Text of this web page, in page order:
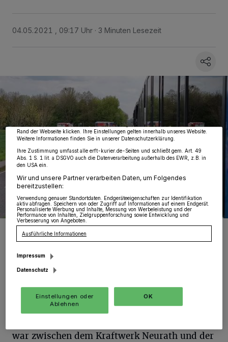
04.05.2021 , 09:17 Uhr 3 Minuten Lesezeit
Bei Zweifaltern kollidierte ein Pkw mit der Regionalbahn.
G
egen 16 Uhr rückten die Kräfte auf die L
war zwischen dem Kraftwerk Neurath und der
wie Browserdaten oder eindeutige Kennungen auf Ihrem Gerät zu. Durch Auswahl
von OK aktivieren Sie Tracking-Technologien für die unter „Wir und unsere
Partner verarbeiten Daten, um Ihnen Dienste bereitzustellen“ aufgeführten
Zwecke. Wenn Tracker deaktiviert sind, sind manche Inhalte und Anzeigen
möglicherweise nicht mehr so relevant für Sie. Sie können dieses Menü jederzeit
wieder aufrufen, um Ihre Einstellungen zu ändern oder Ihre Einwilligung zu
widerrufen, indem Sie auf den Link Einstellungen oder Ablehnen am unteren
Rand der Webseite klicken. Ihre Einstellungen gelten innerhalb unseres Website.
Weitere Informationen finden Sie in unserer Datenschutzerklärung.
Ihre Zustimmung umfasst alle erft-kurier.de-Seiten und schließt gem. Art. 49
Abs. 1 S. 1 lit. a DSGVO auch die Datenverarbeitung außerhalb des EWR, z.B. in
den USA ein.
Wir und unsere Partner verarbeiten Daten, um Folgendes
bereitzustellen:
Verwendung genauer Standortdaten. Endgeräteeigenschaften zur Identifikation
aktiv abfragen. Speichern von oder Zugriff auf Informationen auf einem Endgerät.
Personalisierte Werbung und Inhalte, Messung von Werbeleistung und der
Performance von Inhalten, Zielgruppenforschung sowie Entwicklung und
Verbesserung von Angeboten.
Ausführliche Informationen
Impressum
Datenschutz
Einstellungen oder
Ablehnen
OK